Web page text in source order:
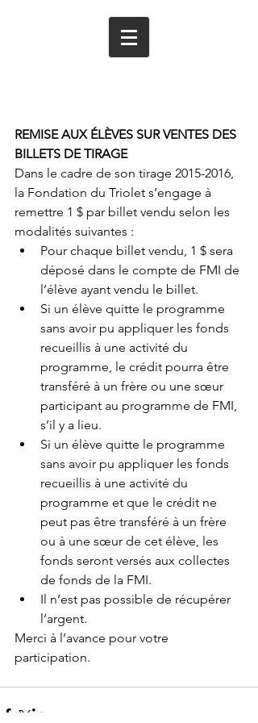
REMISE AUX ÉLÈVES SUR VENTES DES
BILLETS DE TIRAGE
Dans le cadre de son tirage 2015-2016,
la Fondation du Triolet s’engage à
remettre 1 $ par billet vendu selon les
modalités suivantes :
Pour chaque billet vendu, 1 $ sera
déposé dans le compte de FMI de
l’élève ayant vendu le billet.
Si un élève quitte le programme
sans avoir pu appliquer les fonds
recueillis à une activité du
programme, le crédit pourra être
transféré à un frère ou une sœur
participant au programme de FMI,
s’il y a lieu.
Si un élève quitte le programme
sans avoir pu appliquer les fonds
recueillis à une activité du
programme et que le crédit ne
peut pas être transféré à un frère
ou à une sœur de cet élève, les
fonds seront versés aux collectes
de fonds de la FMI.
Il n’est pas possible de récupérer
l’argent.
Merci à l’avance pour votre
participation.